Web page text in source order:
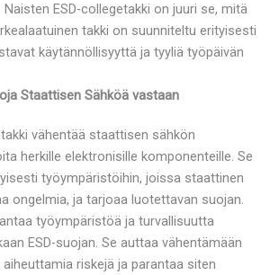
ESD-collegetakki on juuri se, mitä
takki on suunniteltu erityisesti
käytännöllisyyttä ja tyyliä työpäivän
Staattisen Sähköä vastaan
vähentää staattisen sähkön
herkille elektronisille komponenteille. Se
työympäristöihin, joissa staattinen
ongelmia, ja tarjoaa luotettavan suojan.
työympäristöä ja turvallisuutta
ESD-suojan. Se auttaa vähentämään
riskejä ja parantaa siten